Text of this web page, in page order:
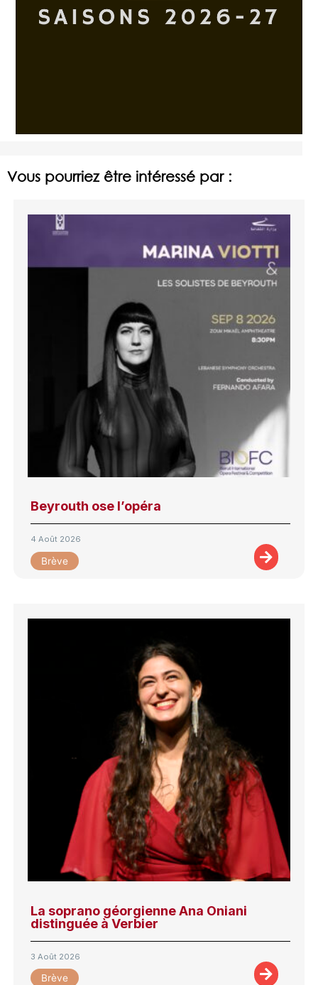
Vous pourriez être intéressé par :
Beyrouth ose l’opéra
4 Août 2026
Brève
La soprano géorgienne Ana Oniani
distinguée à Verbier
3 Août 2026
Brève